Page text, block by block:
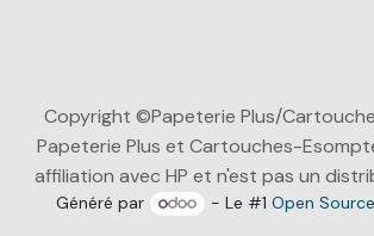
Copyright ©Papeterie Plus/
Papeterie Plus et Cartouches-
affiliation avec HP et n'est pas un
Généré par - Le #1Open